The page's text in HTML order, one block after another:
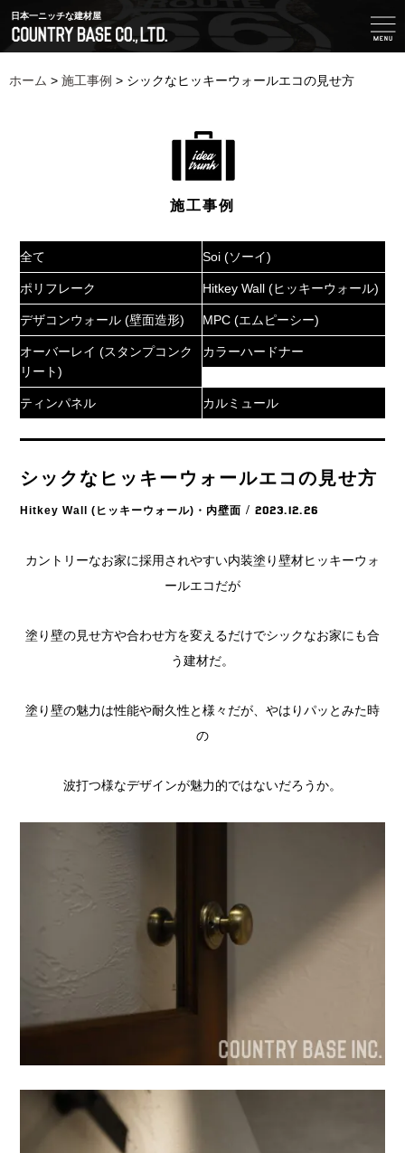
日本一ニッチな建材屋
ホーム > 施工事例 > シックなヒッキーウォールエコの見せ方
施工事例
全て Soi (ソーイ)
ポリフレーク Hitkey Wall (ヒッキーウォール)
デザコンウォール (壁面造形) MPC (エムピーシー)
オーバーレイ (スタンプコンク
リート)
カラーハードナー
ティンパネル カルミュール
シックなヒッキーウォールエコの見せ方
Hitkey Wall (ヒッキーウォール)・内壁面 / 2023.12.26
カントリーなお家に採用されやすい内装塗り壁材ヒッキーウォ
ールエコだが
塗り壁の見せ方や合わせ方を変えるだけでシックなお家にも合
う建材だ。
塗り壁の魅力は性能や耐久性と様々だが、やはりパッとみた時
の
波打つ様なデザインが魅力的ではないだろうか。